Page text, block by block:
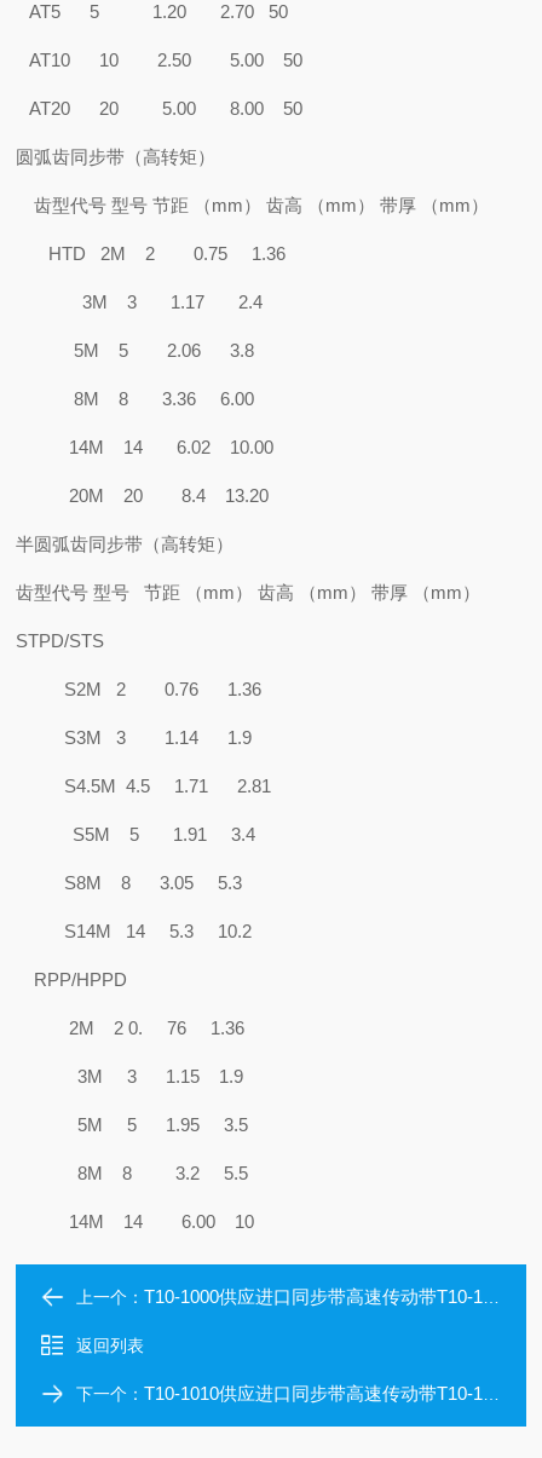
AT5 5 1.20 2.70 50
AT10 10 2.50 5.00 50
AT20 20 5.00 8.00 50
圆弧齿同步带（高转矩）
齿型代号 型号 节距 （mm） 齿高 （mm） 带厚 （mm）
HTD 2M 2 0.75 1.36
3M 3 1.17 2.4
5M 5 2.06 3.8
8M 8 3.36 6.00
14M 14 6.02 10.00
20M 20 8.4 13.20
半圆弧齿同步带（高转矩）
齿型代号 型号 节距 （mm） 齿高 （mm） 带厚 （mm）
STPD/STS
S2M 2 0.76 1.36
S3M 3 1.14 1.9
S4.5M 4.5 1.71 2.81
S5M 5 1.91 3.4
S8M 8 3.05 5.3
S14M 14 5.3 10.2
RPP/HPPD
2M 2 0. 76 1.36
3M 3 1.15 1.9
5M 5 1.95 3.5
8M 8 3.2 5.5
14M 14 6.00 10
上一个：T10-1000供应进口同步带高速传动带T10-1000
返回列表
下一个：T10-1010供应进口同步带高速传动带T10-1010